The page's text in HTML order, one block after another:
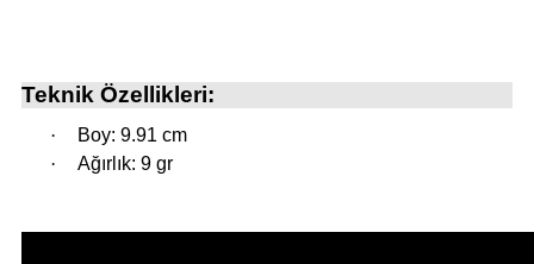
Teknik Özellikleri:
·
Boy: 9.91 cm
·
Ağırlık: 9 gr